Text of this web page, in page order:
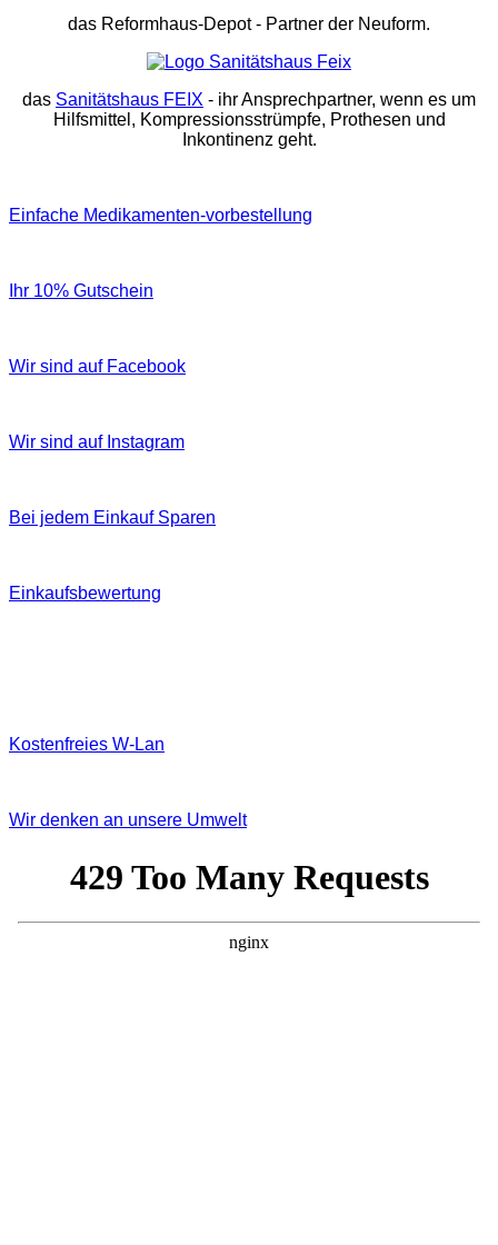
das Reformhaus-Depot- Partner der Neuform.
das Sanitätshaus FEIX - ihr Ansprechpartner, wenn es um
Hilfsmittel, Kompressionsstrümpfe, Prothesen und
Inkontinenz geht.
Einfache Medikamenten-vorbestellung
Ihr 10% Gutschein
Wir sind auf Facebook
Wir sind auf Instagram
Bei jedem Einkauf Sparen
Einkaufsbewertung
Kostenfreies W‐Lan
Wir denken an unsere Umwelt